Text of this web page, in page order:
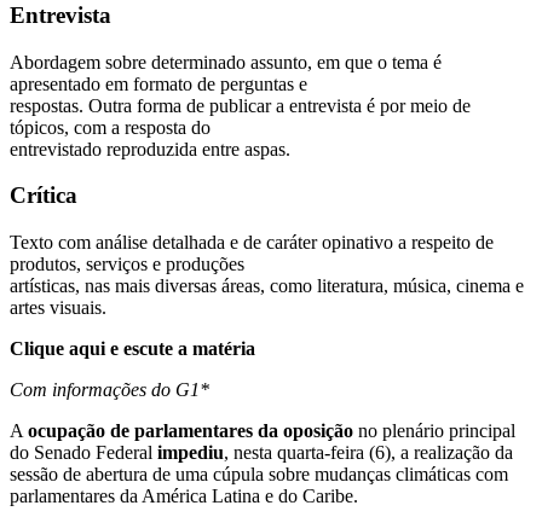
Entrevista
Abordagem sobre determinado assunto, em que o tema é
apresentado em formato de perguntas e
respostas. Outra forma de publicar a entrevista é por meio de
tópicos, com a resposta do
entrevistado reproduzida entre aspas.
Crítica
Texto com análise detalhada e de caráter opinativo a respeito de
produtos, serviços e produções
artísticas, nas mais diversas áreas, como literatura, música, cinema e
artes visuais.
Clique aqui e escute a matéria
Com informações do G1*
A ocupação de parlamentares da oposição no plenário principal
do Senado Federal impediu, nesta quarta-feira (6), a realização da
sessão de abertura de uma cúpula sobre mudanças climáticas com
parlamentares da América Latina e do Caribe.